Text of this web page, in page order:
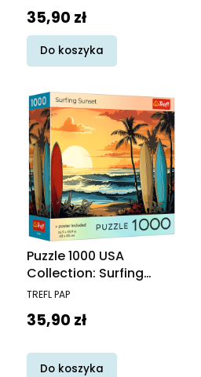
Cena
35,90 zł
Do koszyka
Puzzle 1000 USA
Collection: Surfing
Sunset
PRODUCENT
TREFL PAP
Cena
35,90 zł
Do koszyka